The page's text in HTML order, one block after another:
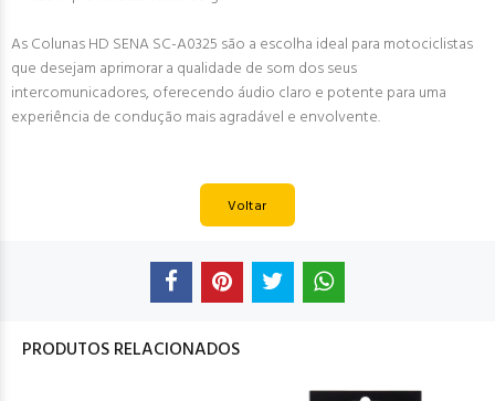
As Colunas HD SENA SC-A0325 são a escolha ideal para motociclistas
que desejam aprimorar a qualidade de som dos seus
intercomunicadores, oferecendo áudio claro e potente para uma
experiência de condução mais agradável e envolvente.
Voltar
PRODUTOS RELACIONADOS